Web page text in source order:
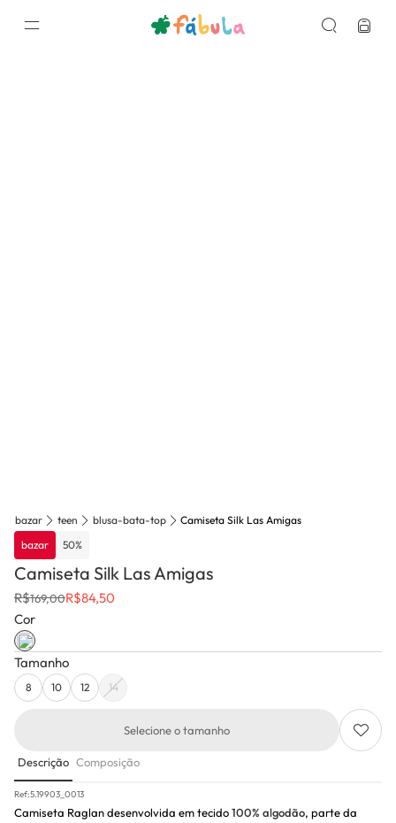
bazar teen blusa-bata-top
Camiseta Silk Las Amigas
bazar
50%
Camiseta Silk Las Amigas
R$169,00R$84,50
Cor
Tamanho
8 10 12 14
Selecione o tamanho
Descrição Composição
Ref:5.19903_0013
Camiseta Raglan desenvolvida em tecido100% algodão, parte da